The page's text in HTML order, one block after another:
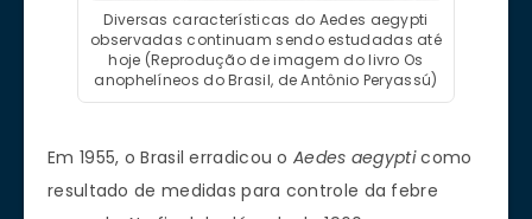
Diversas características do Aedes aegypti
observadas continuam sendo estudadas até
hoje (Reprodução de imagem do livro Os
anophelíneos do Brasil, de Antônio Peryassú)
Em 1955, o Brasil erradicou o Aedes aegypticomo
resultado de medidas para controle da febre